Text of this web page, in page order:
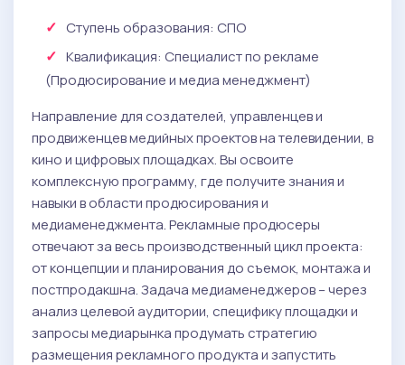
Ступень образования: СПО
Квалификация: Специалист по рекламе
(Продюсирование и медиа менеджмент)
Направление для создателей, управленцев и
продвиженцев медийных проектов на телевидении, в
кино и цифровых площадках. Вы освоите
комплексную программу, где получите знания и
навыки в области продюсирования и
медиаменеджмента. Рекламные продюсеры
отвечают за весь производственный цикл проекта:
от концепции и планирования до съемок, монтажа и
постпродакшна. Задача медиаменеджеров – через
анализ целевой аудитории, специфику площадки и
запросы медиарынка продумать стратегию
размещения рекламного продукта и запустить